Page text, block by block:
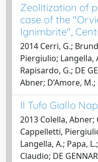
Zeolitization of
case of the
Ignimbrite",
2014 Cerri, G.;
Piergiulio; Langella,
Rapisardo, G.; DE
Abner; D’Amore,
Il Tufo Giallo
2013 Colella,
Cappelletti,
Langella, A.; Papa,
Claudio; DE